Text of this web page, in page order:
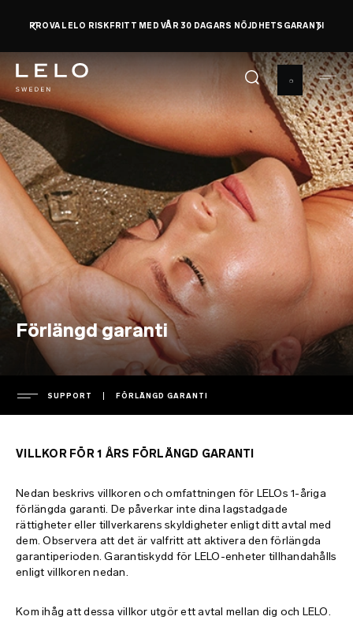
huvudinnehåll
PROVA LELO RISKFRITT MED VÅR 30 DAGARS NÖJDHETSGARANTI
Förlängd garanti
SUPPORT FÖRLÄNGD GARANTI
pressinformation
pressreleaser
sekretesspolicy
cookie-policy
användningsvillkor
SUPPORT
garanti
förlängd garanti
leverans
kontakta support
FAQ
FAQ - allmänt
FAQ - shopping
VILLKOR FÖR 1 ÅRS FÖRLÄNGD GARANTI
Nedan beskrivs villkoren och omfattningen för LELOs 1-åriga
förlängda garanti. De påverkar inte dina lagstadgade
rättigheter eller tillverkarens skyldigheter enligt ditt avtal med
dem. Observera att det är valfritt att aktivera den förlängda
garantiperioden. Garantiskydd för LELO-enheter tillhandahålls
enligt villkoren nedan.
Kom ihåg att dessa villkor utgör ett avtal mellan dig och LELO.